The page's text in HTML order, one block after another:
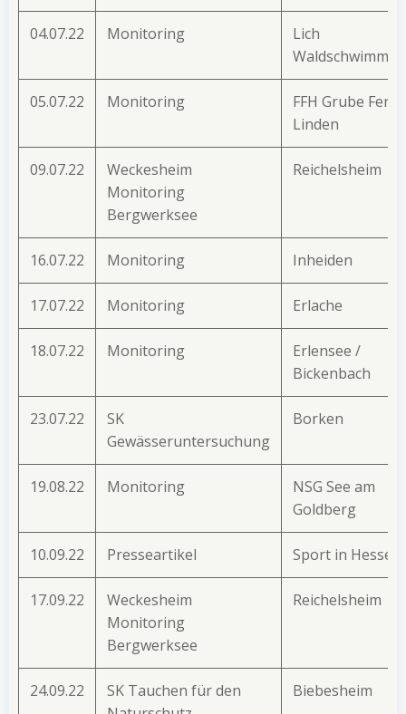
04.07.22 Monitoring
Lich
05.07.22 Monitoring
FFH Grube
Linden
09.07.22
Weckesheim
Monitoring
Bergwerksee
Reichelsheim
16.07.22 Monitoring Inheiden
17.07.22 Monitoring Erlache
18.07.22 Monitoring
Erlensee /
Bickenbach
23.07.22
SK
Gewässeruntersuchung
Borken
19.08.22 Monitoring
NSG See am
Goldberg
10.09.22 Presseartikel Sport in Hessen
17.09.22
Weckesheim
Monitoring
Bergwerksee
Reichelsheim
24.09.22
SK Tauchen für den
Biebesheim